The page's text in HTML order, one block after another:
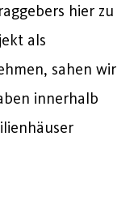
hier zu
als
sahen wir
innerhalb